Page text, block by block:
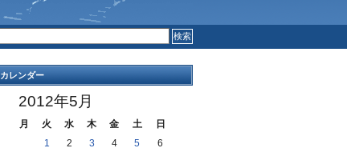
COMMENTS
カレンダー
2012年5月
月 火 水 木 金 土
日
1
2 3 4 5
6